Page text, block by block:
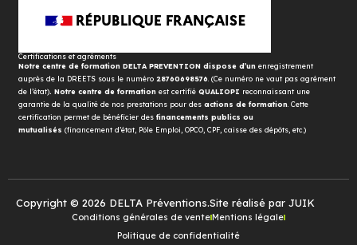
Certifications et agréments
Notre centre de formation DELTA PREVENTION dispose d’un enregistrement
auprès de la DREETS sous le numéro 28760698576 . (Ce numéro ne vaut pas agrément
de l’état). Notre centre de formation est certifié QUALIOPI reconnaissant une
garantie de la qualité de nos prestations pour des actions de formation . Cette
certification permet de bénéficier des financements publics ou
mutualisés (financement d’état, Pôle Emploi, OPCO, CPF, caisse des dépôts, etc.)
Copyright © 2026 DELTA Préventions.Site réalisé par JUIK
Conditions générales de venteMentions légale
Politique de confidentialité